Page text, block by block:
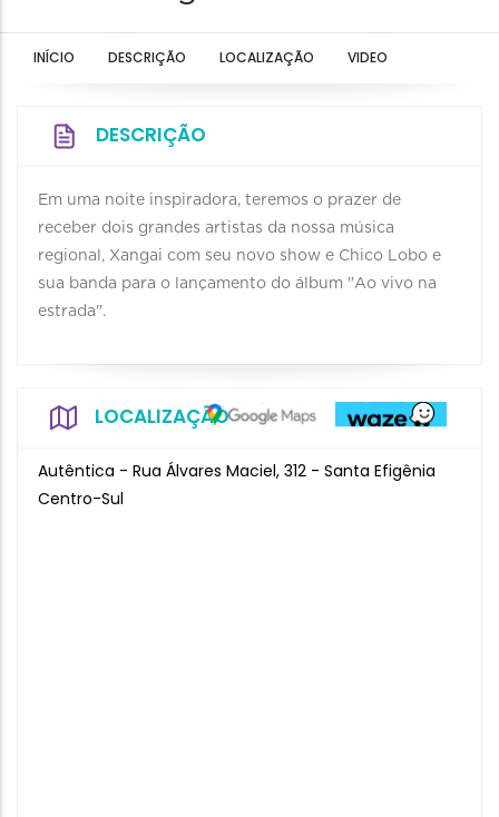
INÍCIO DESCRIÇÃO LOCALIZAÇÃO VIDEO
DESCRIÇÃO
Em uma noite inspiradora, teremos o prazer de
receber dois grandes artistas da nossa música
regional, Xangai com seu novo show e Chico Lobo e
sua banda para o lançamento do álbum "Ao vivo na
estrada".
LOCALIZAÇÃO
Autêntica - Rua Álvares Maciel, 312 - Santa Efigênia
Centro-Sul